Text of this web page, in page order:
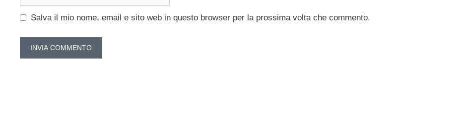
Salva il mio nome, email e sito web in questo browser per la prossima volta che commento.